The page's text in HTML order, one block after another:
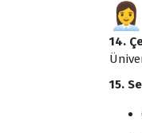
14.
15.